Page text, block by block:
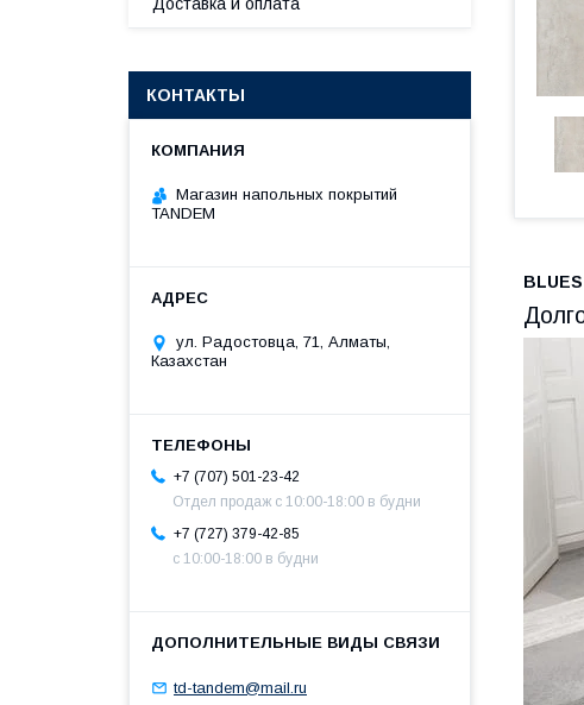
BLUES
КОНТАКТЫ
Магазин напольных покрытий
TANDEM
ул. Радостовца, 71, Алматы,
Казахстан
+7 (707) 501-23-42
Отдел продаж c 10:00-18:00 в будни
+7 (727) 379-42-85
с 10:00-18:00 в будни
td-tandem@mail.ru